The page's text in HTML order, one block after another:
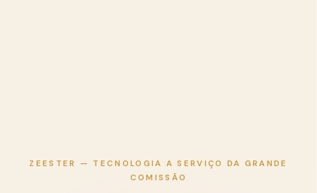
ZEESTER — TECNOLOGIA A SERVIÇO DA GRANDE
COMISSÃO